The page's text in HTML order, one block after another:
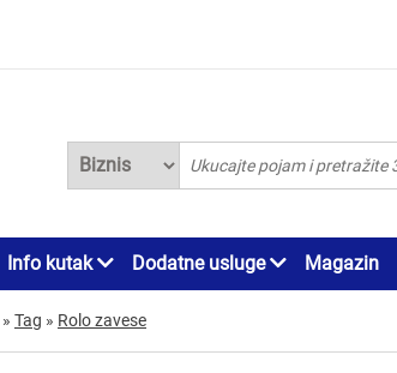
Info kutak Dodatne usluge Magazin
» Tag » Rolo zavese